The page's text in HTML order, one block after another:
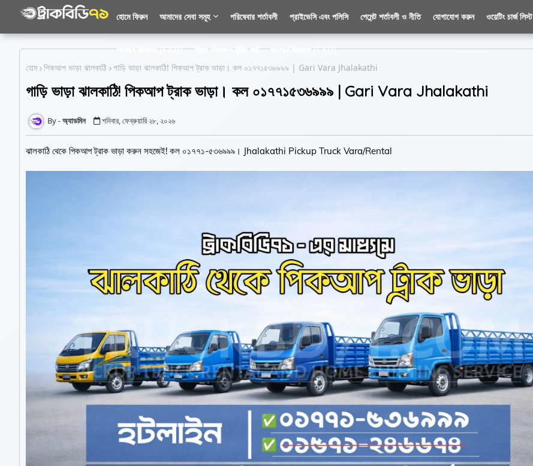
হোমে ফিরুন আমাদের সেবা সমূহ পরিষেবার শর্তাবলী প্রাইভেসি এবং পলিসি পেমেন্ট শর্তাবলী ও নীতি যোগাযোগ করুন ওয়েটিং চার্জ লিস্ট
সাধারণ জিজ্ঞাসা (FAQ) ট্রাক পিকআপ বুকিং ফর্ম
সাধারণ জিজ্ঞাসা (FAQ)
হোম পিকআপ ভাড়া ঝালকাঠি গাড়ি ভাড়া ঝালকাঠি! পিকআপ ট্রাক ভাড়া। কল ০১৭৭১৫৩৬৯৯৯ | Gari Vara Jhalakathi
গাড়ি ভাড়া ঝালকাঠি! পিকআপ ট্রাক ভাড়া। কল ০১৭৭১৫৩৬৯৯৯ | Gari Vara Jhalakathi
অ্যাডমিন শনিবার, ফেব্রুয়ারি ২৮, ২০২৬
ঝালকাঠি থেকে পিকআপ ট্রাক ভাড়া করুন সহজেই! কল ০১৭৭১-৫৩৬৯৯৯। Jhalakathi Pickup Truck Vara/Rental